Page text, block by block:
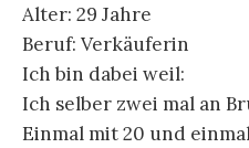
Alter: 29 Jahre
Beruf: Verkäuferin
Ich bin dabei weil:
Ich selber zwei mal an
Einmal mit 20 und